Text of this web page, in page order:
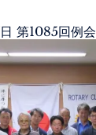
第1085回例会